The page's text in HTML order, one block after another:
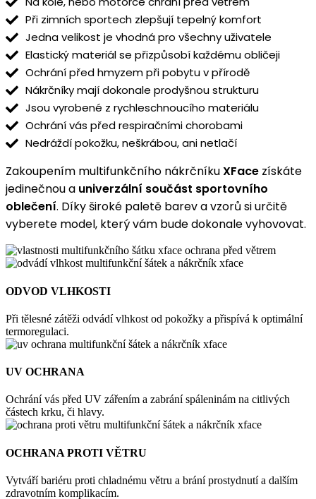
Při zimních sportech zlepšují tepelný komfort
Jedna velikost je vhodná pro všechny uživatele
Elastický materiál se přizpůsobí každému obličeji
Ochrání před hmyzem při pobytu v přírodě
Nákrčníky mají dokonale prodyšnou strukturu
Jsou vyrobené z rychleschnoucího materiálu
Ochrání vás před respiračními chorobami
Nedráždí pokožku, neškrábou, ani netlačí
Zakoupením multifunkčního nákrčníkuXFace získáte
jedinečnou a univerzální součást sportovního
oblečení. Díky široké paletě barev a vzorů si určitě
vyberete model, který vám bude dokonale vyhovovat.
ODVOD VLHKOSTI
Při tělesné zátěži odvádí vlhkost od pokožky a přispívá k optimální
termoregulaci.
UV OCHRANA
Ochrání vás před UV zářením a zabrání spáleninám na citlivých
částech krku, či hlavy.
OCHRANA PROTI VĚTRU
Vytváří bariéru proti chladnému větru a brání prostydnutí a dalším
zdravotním komplikacím.